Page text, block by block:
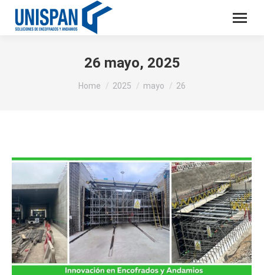
26 mayo, 2025
You are here:
Home 2025 mayo 26